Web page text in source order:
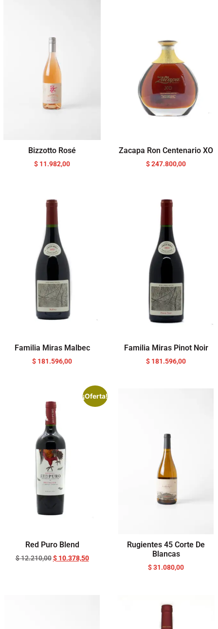
Bizzotto Rosé
$ 11.982,00
Zacapa Ron Centenario XO
$247.800,00
Familia Miras Malbec
$ 181.596,00
Familia Miras Pinot Noir
$ 181.596,00
¡Oferta!
Red Puro Blend
$12.210,00 $10.378,50
Rugientes 45 Corte De
Blancas
$31.080,00